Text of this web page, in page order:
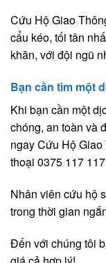
Cứu Hộ Giao
cẩu kéo, tối tân
khăn, với đội ngũ
Bạn cần tìm một
Khi bạn cần một
chóng, an toàn và
ngay Cứu Hộ
thoại 0375 117
Nhân viên cứu hộ
trong thời gian
Đến với chúng tôi